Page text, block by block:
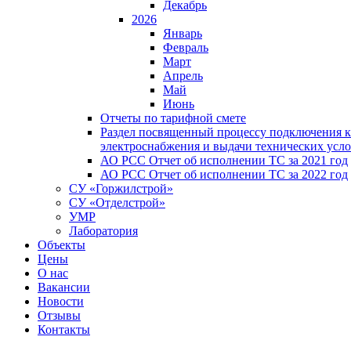
Декабрь
2026
Январь
Февраль
Март
Апрель
Май
Июнь
Отчеты по тарифной смете
Раздел посвященный процессу подключения к
электроснабжения и выдачи технических
АО РСС Отчет об исполнении ТС за 2021 год
АО РСС Отчет об исполнении ТС за 2022 год
СУ «Горжилстрой»
СУ «Отделстрой»
УМР
Лаборатория
Объекты
Цены
О нас
Вакансии
Новости
Отзывы
Контакты